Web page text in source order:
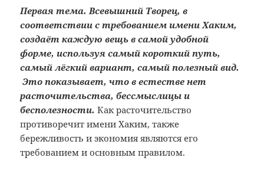
Первая тема. Всевышний Творец, в
соответствии с требованием имени Хаким,
создаёт каждую вещь в самой удобной
форме, используя самый короткий путь,
самый лёгкий вариант, самый полезный вид.
Это показывает, что в естестве нет
расточительства, бессмыслицы и
бесполезности.Как расточительство
противоречит имени Хаким, также
бережливость и экономия являются его
требованием и основным правилом.